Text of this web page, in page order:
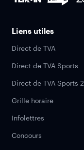
Liens utiles
Direct de TVA
Direct de TVA Sports
Direct de TVA Sports 2
Grille horaire
Infolettres
Concours